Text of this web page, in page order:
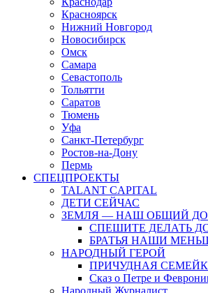
Красноярск
Нижний Новгород
Новосибирск
Омск
Самара
Севастополь
Тольятти
Саратов
Тюмень
Уфа
Санкт-Петербург
Ростов-на-Дону
Пермь
СПЕЦПРОЕКТЫ
TALANT CAPITAL
ДЕТИ СЕЙЧАС
ЗЕМЛЯ — НАШ ОБЩИЙ
СПЕШИТЕ ДЕЛАТЬ
БРАТЬЯ НАШИ
НАРОДНЫЙ ГЕРОЙ
ПРИЧУДНАЯ
Сказ о Петре и
Народный Журналист